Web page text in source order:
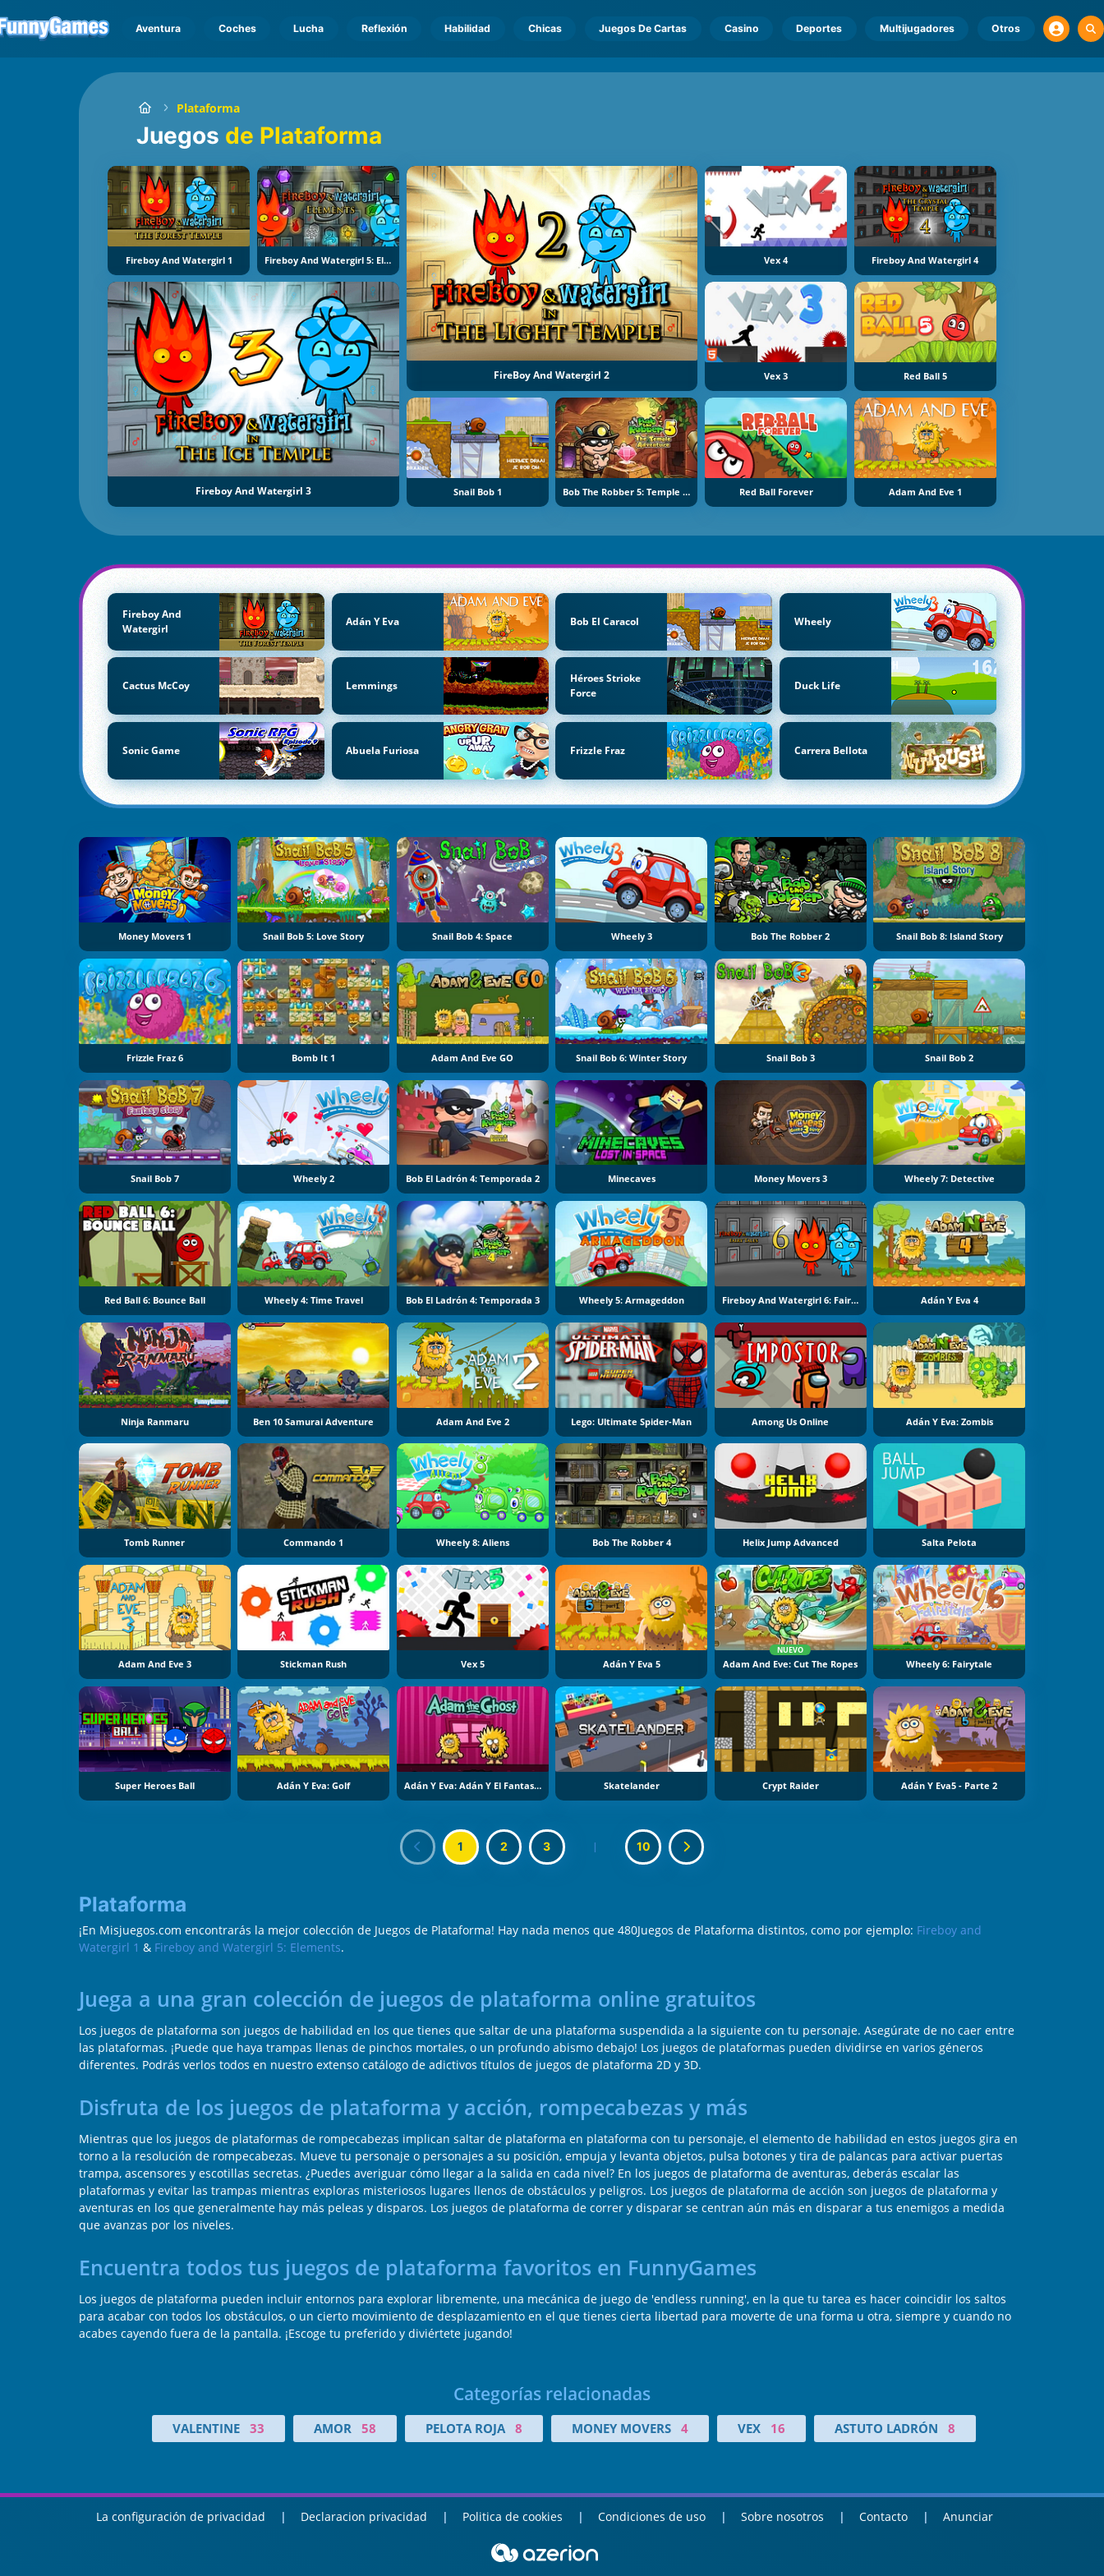
Aventura Coches Lucha Reflexión Habilidad Chicas Juegos De Cartas Casino Deportes Multijugadores Otros
Plataforma
Juegos de Plataforma
Fireboy And Watergirl 1 Fireboy And Watergirl 5: Elements
FireBoy And Watergirl 2
Vex 4 Fireboy And Watergirl 4
Fireboy And Watergirl 3
Vex 3 Red Ball 5
Snail Bob 1 Bob The Robber 5: Temple Adventure Red Ball Forever Adam And Eve 1
Fireboy And
Watergirl
Adán Y Eva Bob El Caracol Wheely
Cactus McCoy Lemmings
Héroes Strioke
Force
Duck Life
Sonic Game Abuela Furiosa Frizzle Fraz Carrera Bellota
Money Movers 1 Snail Bob 5: Love Story Snail Bob 4: Space Wheely 3 Bob The Robber 2 Snail Bob 8: Island Story
Frizzle Fraz 6 Bomb It 1 Adam And Eve GO Snail Bob 6: Winter Story Snail Bob 3 Snail Bob 2
Snail Bob 7 Wheely 2 Bob El Ladrón 4: Temporada 2 Minecaves Money Movers 3 Wheely 7: Detective
Red Ball 6: Bounce Ball Wheely 4: Time Travel Bob El Ladrón 4: Temporada 3 Wheely 5: Armageddon Fireboy And Watergirl 6: Fairy Tales Adán Y Eva 4
Ninja Ranmaru Ben 10 Samurai Adventure Adam And Eve 2 Lego: Ultimate Spider-Man Among Us Online Adán Y Eva: Zombis
Tomb Runner Commando 1 Wheely 8: Aliens Bob The Robber 4 Helix Jump Advanced Salta Pelota
Adam And Eve 3 Stickman Rush Vex 5 Adán Y Eva 5
NUEVO
Adam And Eve: Cut The Ropes Wheely 6: Fairytale
Super Heroes Ball Adán Y Eva: Golf Adán Y Eva: Adán Y El Fantasma Skatelander Crypt Raider Adán Y Eva5 - Parte 2
1 2 3 | 10
Plataforma
¡En Misjuegos.com encontrarás la mejor colección de Juegos de Plataforma! Hay nada menos que 480Juegos de Plataforma distintos, como por ejemplo: Fireboy and
Watergirl 1 & Fireboy and Watergirl 5: Elements.
Juega a una gran colección de juegos de plataforma online gratuitos
Los juegos de plataforma son juegos de habilidad en los que tienes que saltar de una plataforma suspendida a la siguiente con tu personaje. Asegúrate de no caer entre
las plataformas. ¡Puede que haya trampas llenas de pinchos mortales, o un profundo abismo debajo! Los juegos de plataformas pueden dividirse en varios géneros
diferentes. Podrás verlos todos en nuestro extenso catálogo de adictivos títulos de juegos de plataforma 2D y 3D.
Disfruta de los juegos de plataforma y acción, rompecabezas y más
Mientras que los juegos de plataformas de rompecabezas implican saltar de plataforma en plataforma con tu personaje, el elemento de habilidad en estos juegos gira en
torno a la resolución de rompecabezas. Mueve tu personaje o personajes a su posición, empuja y levanta objetos, pulsa botones y tira de palancas para activar puertas
trampa, ascensores y escotillas secretas. ¿Puedes averiguar cómo llegar a la salida en cada nivel? En los juegos de plataforma de aventuras, deberás escalar las
plataformas y evitar las trampas mientras exploras misteriosos lugares llenos de obstáculos y peligros. Los juegos de plataforma de acción son juegos de plataforma y
aventuras en los que generalmente hay más peleas y disparos. Los juegos de plataforma de correr y disparar se centran aún más en disparar a tus enemigos a medida
que avanzas por los niveles.
Encuentra todos tus juegos de plataforma favoritos en FunnyGames
Los juegos de plataforma pueden incluir entornos para explorar libremente, una mecánica de juego de 'endless running', en la que tu tarea es hacer coincidir los saltos
para acabar con todos los obstáculos, o un cierto movimiento de desplazamiento en el que tienes cierta libertad para moverte de una forma u otra, siempre y cuando no
acabes cayendo fuera de la pantalla. ¡Escoge tu preferido y diviértete jugando!
Categorías relacionadas
VALENTINE 33 AMOR 58 PELOTA ROJA 8 MONEY MOVERS 4 VEX 16 ASTUTO LADRÓN 8
La configuración de privacidad Declaracion privacidad Politica de cookies Condiciones de uso Sobre nosotros Contacto Anunciar